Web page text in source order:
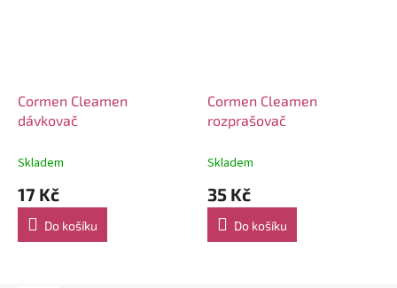
Cormen Cleamen
dávkovač
Skladem
17 Kč
Do košíku
Cormen Cleamen
rozprašovač
Skladem
35 Kč
Do košíku